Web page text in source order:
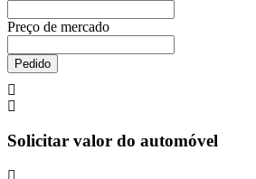
Preço de mercado
Pedido
Solicitar valor do automóvel